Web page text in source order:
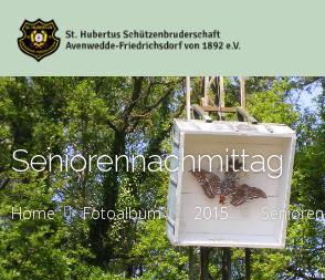
Seniorennachmittag
Home Fotoalbum 2015